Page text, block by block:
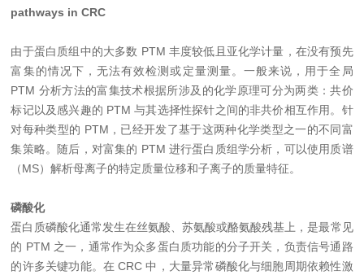
pathways in CRC
由于蛋白质组中的大多数 PTM 丰度较低且亚化学计量，在没有预先
富集的情况下，无法有效检测或定量测量。一般来说，用于全局
PTM 分析方法的富集技术根据所涉及的化学原理可分为两类：共价
标记以及感兴趣的 PTM 与其选择性探针之间的非共价相互作用。针
对每种类型的 PTM，已经开发了基于这两种化学类型之一的不同富
集策略。随后，对富集的 PTM 进行蛋白质组学分析，可以使用质谱
（MS）解析母离子的特定质量位移和子离子的质量特征。
磷酸化
蛋白质磷酸化通常发生在丝氨酸、苏氨酸或酪氨酸残基上，是最常见
的 PTM 之一，通常作为众多蛋白质功能的分子开关，负责信号通路
的许多关键功能。在 CRC 中，大量异常磷酸化与细胞周期依赖性激